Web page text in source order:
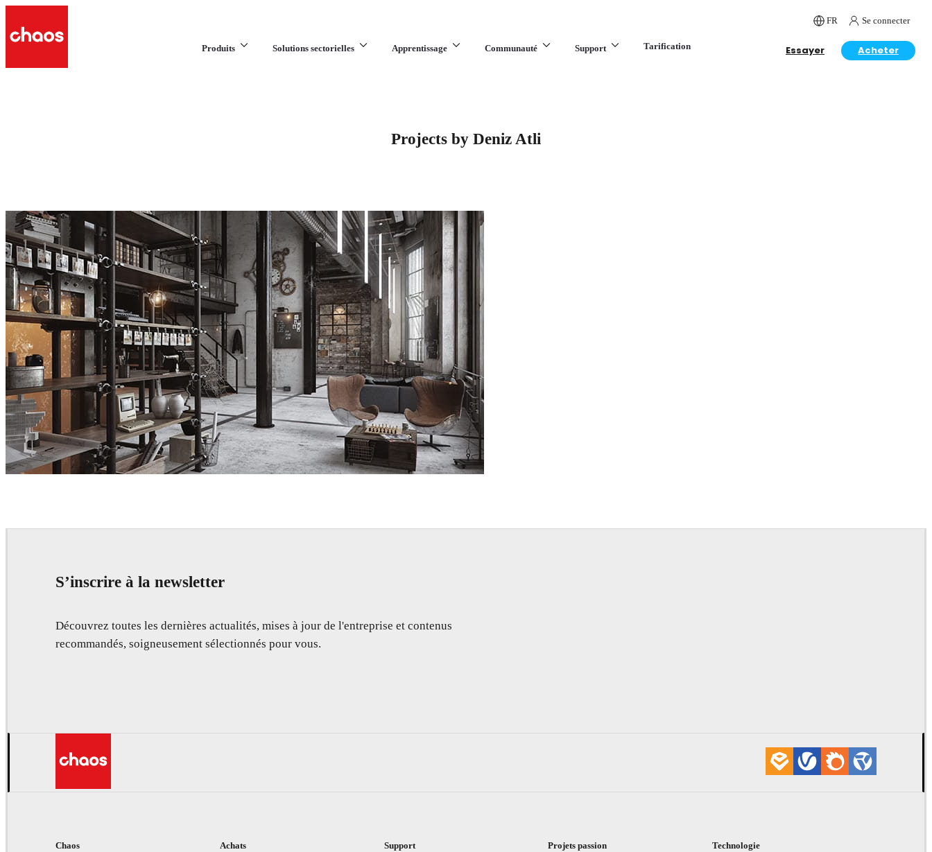
FR Se connecter
Produits Solutions sectorielles Apprentissage Communauté Support Tarification Essayer Acheter
Projects by Deniz Atli
S’inscrire à la newsletter
Découvrez toutes les dernières actualités, mises à jour de l'entreprise et contenus
recommandés, soigneusement sélectionnés pour vous.
Chaos Achats Support Projets passion Technologie